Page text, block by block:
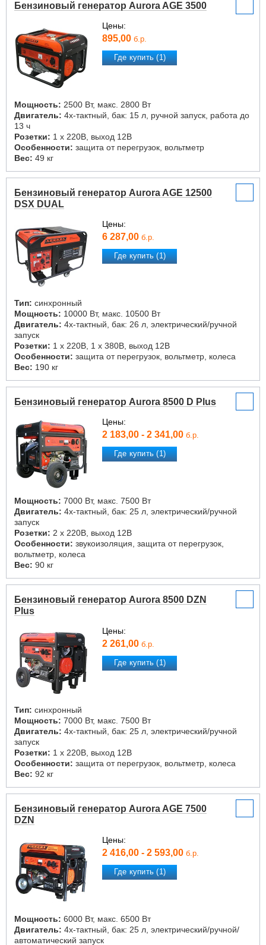
Бензиновый генератор Aurora AGE 3500
Цены:
895,00 б.р.
Где купить (1)
Мощность: 2500 Вт, макс. 2800 Вт
Двигатель: 4х-тактный, бак: 15 л, ручной запуск, работа до
13 ч
Розетки: 1 х 220В, выход 12В
Особенности: защита от перегрузок, вольтметр
Вес: 49 кг
Бензиновый генератор Aurora AGE 12500
DSX DUAL
Цены:
6 287,00 б.р.
Где купить (1)
Тип: синхронный
Мощность: 10000 Вт, макс. 10500 Вт
Двигатель: 4х-тактный, бак: 26 л, электрический/ручной
запуск
Розетки: 1 х 220В, 1 х 380В, выход 12В
Особенности: защита от перегрузок, вольтметр, колеса
Вес: 190 кг
Бензиновый генератор Aurora 8500 D Plus
Цены:
2 183,00 - 2 341,00 б.р.
Где купить (1)
Мощность: 7000 Вт, макс. 7500 Вт
Двигатель: 4х-тактный, бак: 25 л, электрический/ручной
запуск
Розетки: 2 х 220В, выход 12В
Особенности: звукоизоляция, защита от перегрузок,
вольтметр, колеса
Вес: 90 кг
Бензиновый генератор Aurora 8500 DZN
Plus
Цены:
2 261,00 б.р.
Где купить (1)
Тип: синхронный
Мощность: 7000 Вт, макс. 7500 Вт
Двигатель: 4х-тактный, бак: 25 л, электрический/ручной
запуск
Розетки: 1 х 220В, выход 12В
Особенности: защита от перегрузок, вольтметр, колеса
Вес: 92 кг
Бензиновый генератор Aurora AGE 7500
DZN
Цены:
2 416,00 - 2 593,00 б.р.
Где купить (1)
Мощность: 6000 Вт, макс. 6500 Вт
Двигатель: 4х-тактный, бак: 25 л, электрический/ручной/
автоматический запуск